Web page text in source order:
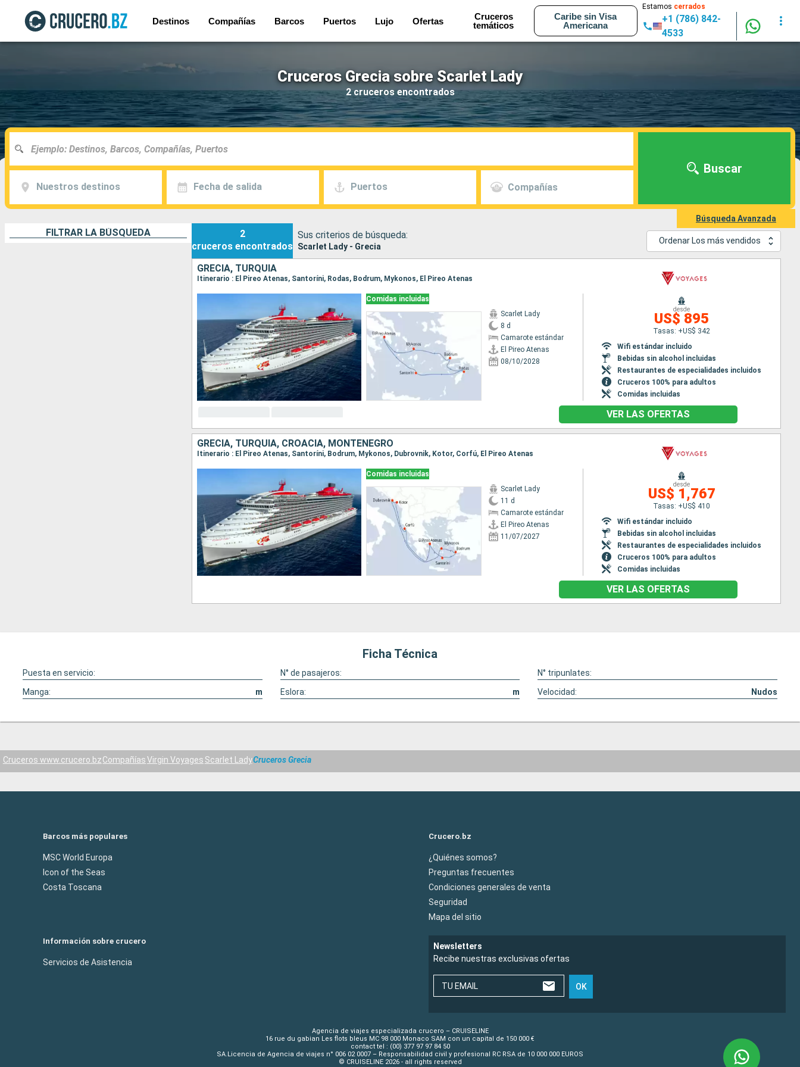
Destinos Compañías Barcos Puertos Lujo Ofertas
Cruceros
temáticos
Caribe sin Visa
Americana
Estamos cerrados
+1 (786) 842-
4533
Cruceros Grecia sobre Scarlet Lady
2 cruceros encontrados
Nuestros destinos Fecha de salida Puertos Compañías
Buscar
Búsqueda Avanzada
FILTRAR LA BÚSQUEDA
2
cruceros encontrados
Sus criterios de búsqueda:
Scarlet Lady - Grecia
Ordenar Los más vendidos
GRECIA, TURQUÍA
Itinerario : El Pireo Atenas, Santoríni, Rodas, Bodrum, Mykonos, El Pireo Atenas
Comidas incluidas
Scarlet Lady
8 d
Camarote estándar
El Pireo Atenas
08/10/2028
desde
US$ 895
Tasas: +US$ 342
Wifi estándar incluido
Bebidas sin alcohol incluidas
Restaurantes de especialidades incluidos
Cruceros 100% para adultos
Comidas incluidas
VER LAS OFERTAS
GRECIA, TURQUÍA, CROACIA, MONTENEGRO
Itinerario : El Pireo Atenas, Santoríni, Bodrum, Mykonos, Dubrovnik, Kotor, Corfú, El Pireo Atenas
Comidas incluidas
Scarlet Lady
11 d
Camarote estándar
El Pireo Atenas
11/07/2027
desde
US$ 1,767
Tasas: +US$ 410
Wifi estándar incluido
Bebidas sin alcohol incluidas
Restaurantes de especialidades incluidos
Cruceros 100% para adultos
Comidas incluidas
VER LAS OFERTAS
Ficha Técnica
Puesta en servicio: N° de pasajeros:
N° tripunlates:
Manga:
m Eslora: m Velocidad: Nudos
Cruceros www.crucero.bzCompañíasVirgin Voyages Scarlet LadyCruceros Grecia
Barcos más populares
MSC World Europa
Icon of the Seas
Costa Toscana
Crucero.bz
¿Quiénes somos?
Preguntas frecuentes
Condiciones generales de venta
Seguridad
Mapa del sitio
Información sobre crucero
Servicios de Asistencia
Newsletters
Recibe nuestras exclusivas ofertas
TU EMAIL OK
Agencia de viajes especializada crucero – CRUISELINE
16 rue du gabian Les flots bleus MC 98 000 Monaco SAM con un capital de 150 000 €
contact tel : (00) 377 97 97 84 50
SA.Licencia de Agencia de viajes n° 006 02 0007 – Responsabilidad civil y profesional RC RSA de 10 000 000 EUROS
© CRUISELINE 2026 - all rights reserved